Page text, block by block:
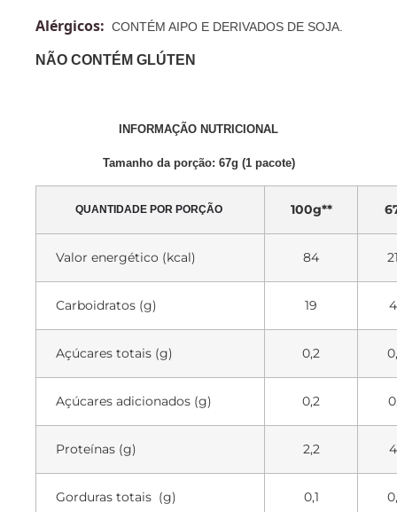
Alérgicos: CONTÉM AIPO E DERIVADOS DE SOJA.
NÃO CONTÉM GLÚTEN
INFORMAÇÃO NUTRICIONAL
Tamanho da porção: 67g (1 pacote)
QUANTIDADE POR PORÇÃO 100g**
Valor energético (kcal) 84
Carboidratos (g) 19
Açúcares totais (g) 0,2
Açúcares adicionados (g) 0,2
Proteínas (g) 2,2
Gorduras totais (g) 0,1